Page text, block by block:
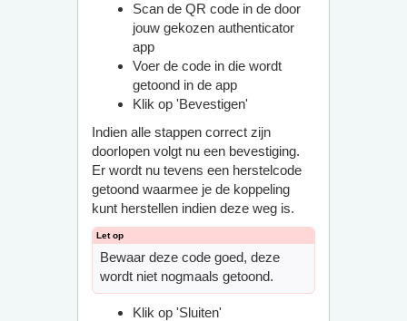
Scan de QR code in de door
jouw gekozen authenticator
app
Voer de code in die wordt
getoond in de app
Klik op 'Bevestigen'
Indien alle stappen correct zijn
doorlopen volgt nu een bevestiging.
Er wordt nu tevens een herstelcode
getoond waarmee je de koppeling
kunt herstellen indien deze weg is.
Bewaar deze code goed, deze
wordt niet nogmaals getoond.
Klik op 'Sluiten'